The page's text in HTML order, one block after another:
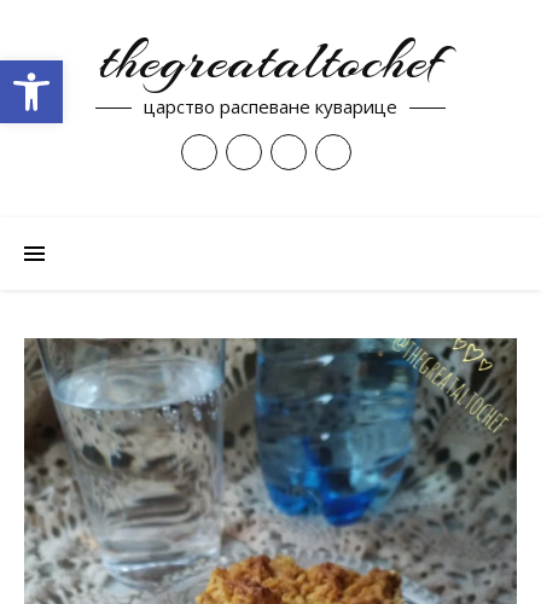
thegreataltochef
царство распеване куварице
Open toolbar